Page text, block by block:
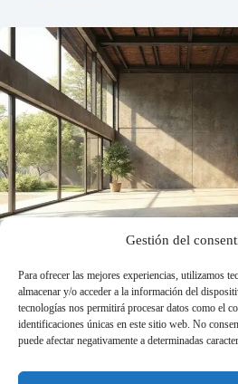
Gestión del
Para ofrecer las mejores experiencias, utilizamos
almacenar y/o acceder a la información del
tecnologías nos permitirá procesar datos como el
identificaciones únicas en este sitio web. No
puede afectar negativamente a determinadas